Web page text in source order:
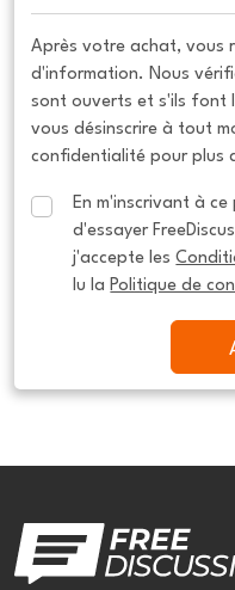
Après votre achat, vous
d'information. Nous
sont ouverts et s'ils font
vous désinscrire à tout
confidentialité pour plus
En m'inscrivant à
d'essayer
j'accepte les
lu la Politique de